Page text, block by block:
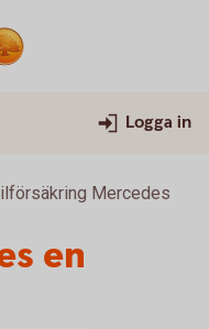
Logga in
Mercedes
en